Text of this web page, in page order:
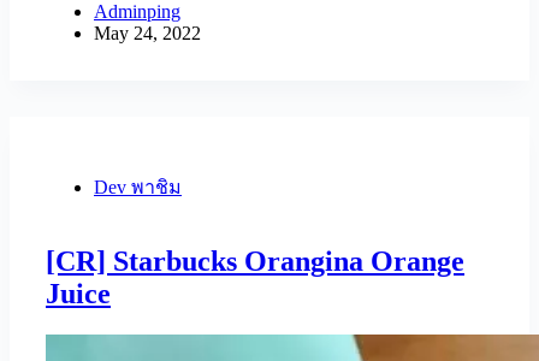
Adminping
May 24, 2022
Dev พาชิม
[CR] Starbucks Orangina Orange
Juice